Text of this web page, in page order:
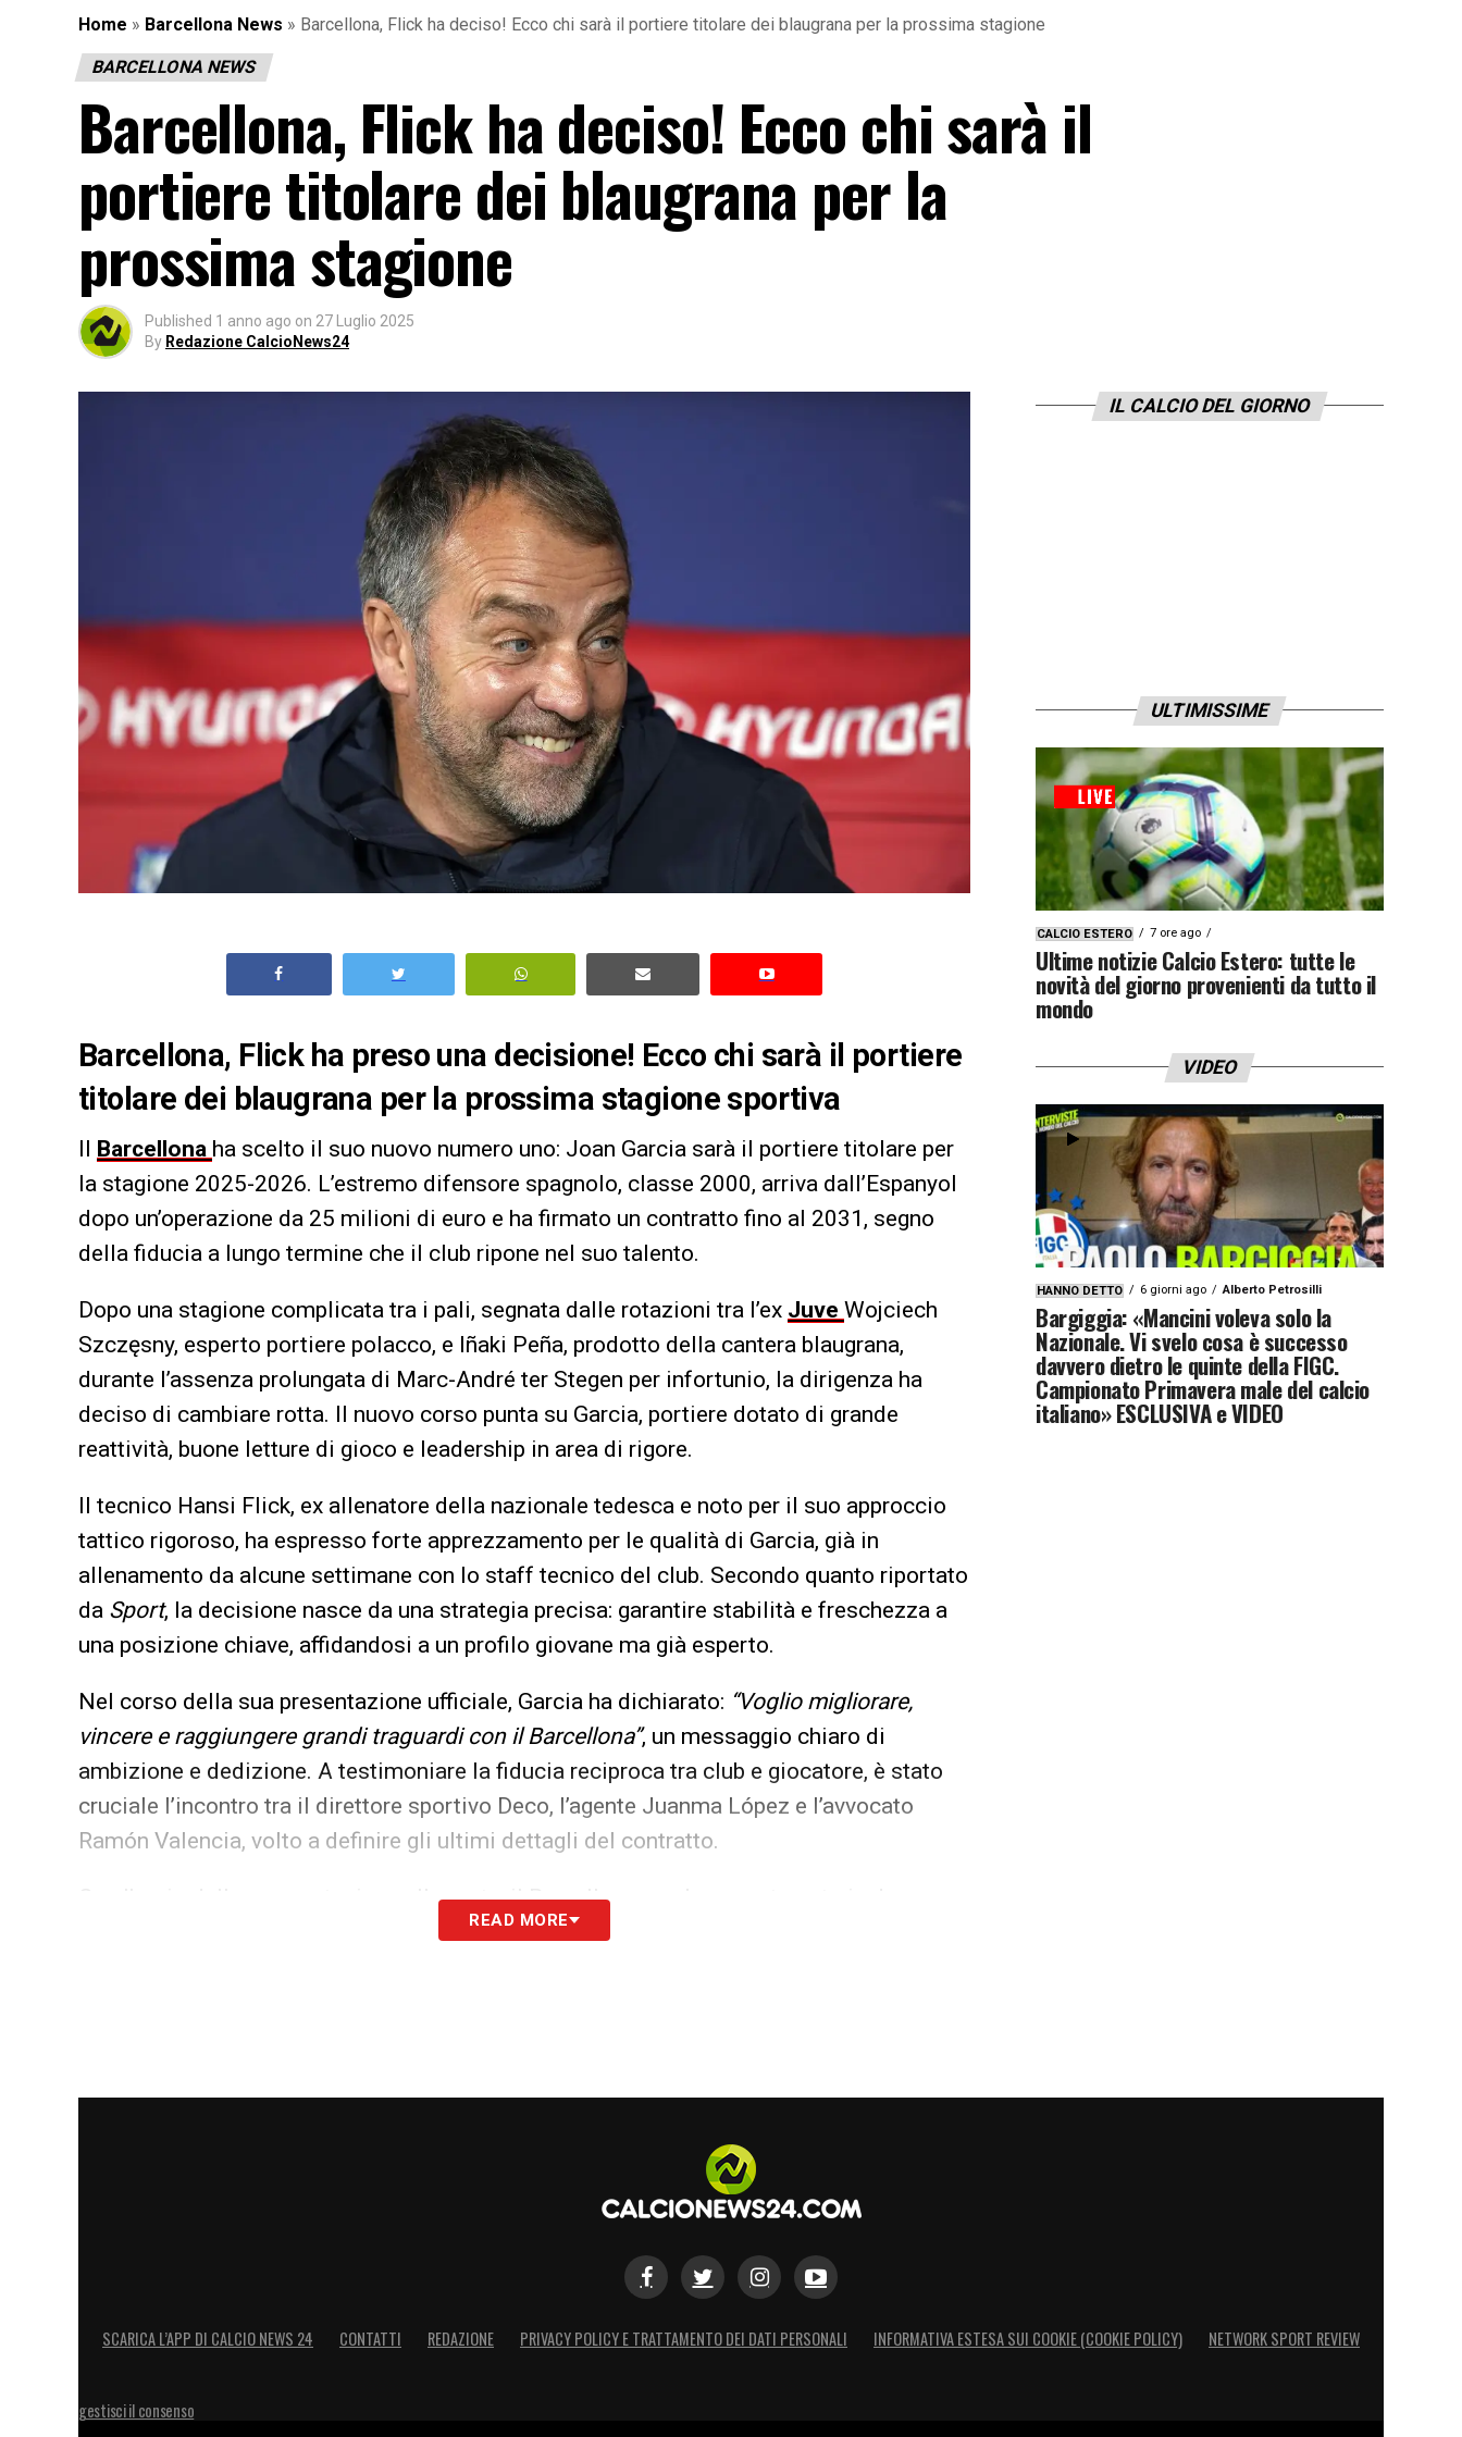
Home » Barcellona News » Barcellona, Flick ha deciso! Ecco chi sarà il portiere titolare dei blaugrana per la prossima stagione
BARCELLONA NEWS
Barcellona, Flick ha deciso! Ecco chi sarà il
portiere titolare dei blaugrana per la
prossima stagione
Published 1 anno ago on 27 Luglio 2025
By Redazione CalcioNews24
Barcellona, Flick ha preso una decisione! Ecco chi sarà il portiere
titolare dei blaugrana per la prossima stagione sportiva
Il Barcellona ha scelto il suo nuovo numero uno: Joan Garcia sarà il portiere titolare per
la stagione 2025-2026. L’estremo difensore spagnolo, classe 2000, arriva dall’Espanyol
dopo un’operazione da 25 milioni di euro e ha firmato un contratto fino al 2031, segno
della fiducia a lungo termine che il club ripone nel suo talento.
Dopo una stagione complicata tra i pali, segnata dalle rotazioni tra l’ex Juve Wojciech
Szczęsny, esperto portiere polacco, e Iñaki Peña, prodotto della cantera blaugrana,
durante l’assenza prolungata di Marc-André ter Stegen per infortunio, la dirigenza ha
deciso di cambiare rotta. Il nuovo corso punta su Garcia, portiere dotato di grande
reattività, buone letture di gioco e leadership in area di rigore.
Il tecnico Hansi Flick, ex allenatore della nazionale tedesca e noto per il suo approccio
tattico rigoroso, ha espresso forte apprezzamento per le qualità di Garcia, già in
allenamento da alcune settimane con lo staff tecnico del club. Secondo quanto riportato
da Sport, la decisione nasce da una strategia precisa: garantire stabilità e freschezza a
una posizione chiave, affidandosi a un profilo giovane ma già esperto.
Nel corso della sua presentazione ufficiale, Garcia ha dichiarato: “Voglio migliorare,
vincere e raggiungere grandi traguardi con il Barcellona”, un messaggio chiaro di
ambizione e dedizione. A testimoniare la fiducia reciproca tra club e giocatore, è stato
cruciale l’incontro tra il direttore sportivo Deco, l’agente Juanma López e l’avvocato
Ramón Valencia, volto a definire gli ultimi dettagli del contratto.
Con l’avvio della nuova stagione alle porte, il Barcellona sembra aver trovato in Joan
Garcia la soluzione definitiva per la porta. Il giovane portiere è chiamato a raccogliere
READ MORE
IL CALCIO DEL GIORNO
ULTIMISSIME
CALCIO ESTERO 7 ore ago
Ultime notizie Calcio Estero: tutte le
novità del giorno provenienti da tutto il
mondo
VIDEO
HANNO DETTO 6 giorni ago Alberto Petrosilli
Bargiggia: «Mancini voleva solo la
Nazionale. Vi svelo cosa è successo
davvero dietro le quinte della FIGC.
Campionato Primavera male del calcio
italiano» ESCLUSIVA e VIDEO
SCARICA L’APP DI CALCIO NEWS 24 CONTATTI REDAZIONE PRIVACY POLICY E TRATTAMENTO DEI DATI PERSONALI INFORMATIVA ESTESA SUI COOKIE (COOKIE POLICY) NETWORK SPORT REVIEW
gestisci il consenso